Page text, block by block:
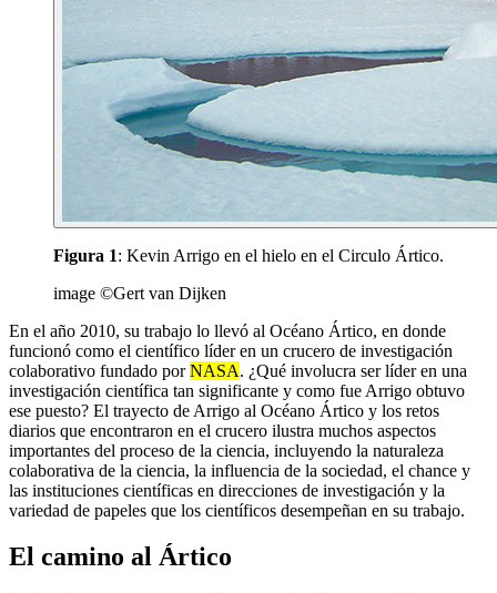
Figura 1: Kevin Arrigo en el hielo en el Circulo Ártico.
image ©Gert van Dijken
En el año 2010, su trabajo lo llevó al Océano Ártico, en donde
funcionó como el científico líder en un crucero de investigación
colaborativo fundado porNASA. ¿Qué involucra ser líder en una
investigación científica tan significante y como fue Arrigo obtuvo
ese puesto? El trayecto de Arrigo al Océano Ártico y los retos
diarios que encontraron en el crucero ilustra muchos aspectos
importantes del proceso de la ciencia, incluyendo la naturaleza
colaborativa de la ciencia, la influencia de la sociedad, el chance y
las instituciones científicas en direcciones de investigación y la
variedad de papeles que los científicos desempeñan en su trabajo.
El camino al Ártico